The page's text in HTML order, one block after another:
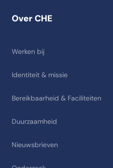
Over CHE
Werken bij
Identiteit & missie
Bereikbaarheid & Faciliteiten
Duurzaamheid
Nieuwsbrieven